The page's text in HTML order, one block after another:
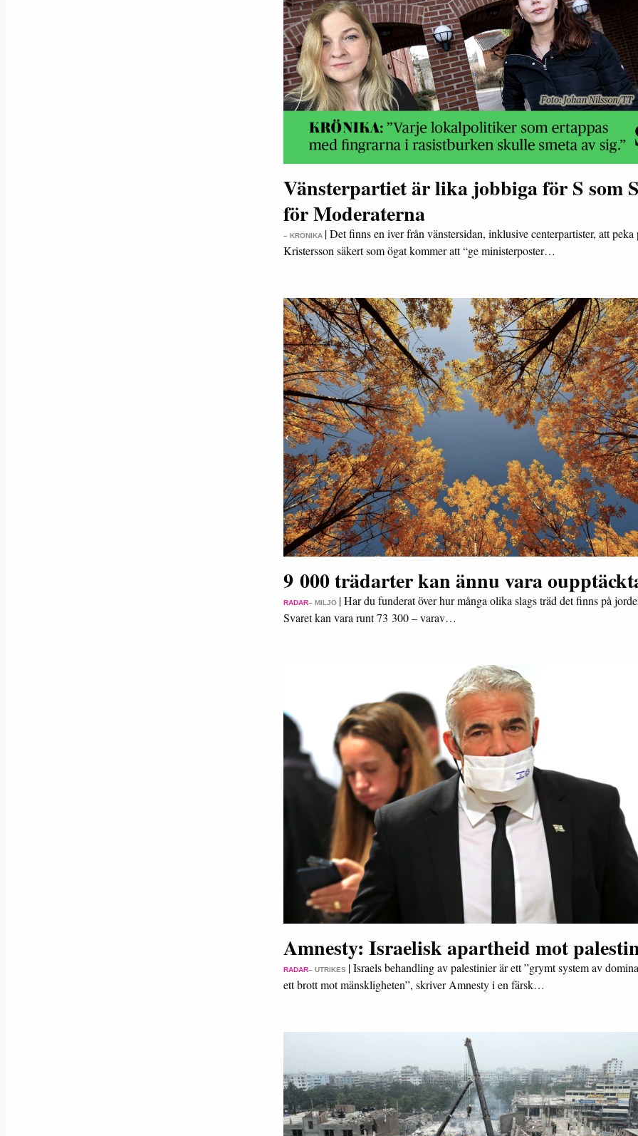
Vänsterpartiet är lika jobbiga för S som
för Moderaterna
– KRÖNIKA |Det finns en iver från vänstersidan, inklusive centerpartister, att peka
Kristersson säkert som ögat kommer att “ge ministerposter…
9 000 trädarter kan ännu vara
RADAR– MILJÖ |Har du funderat över hur många olika slags träd det finns på
Svaret kan vara runt 73 300 – varav…
Amnesty: Israelisk apartheid mot
RADAR– UTRIKES |Israels behandling av palestinier är ett ”grymt system av
ett brott mot mänskligheten”, skriver Amnesty i en färsk…